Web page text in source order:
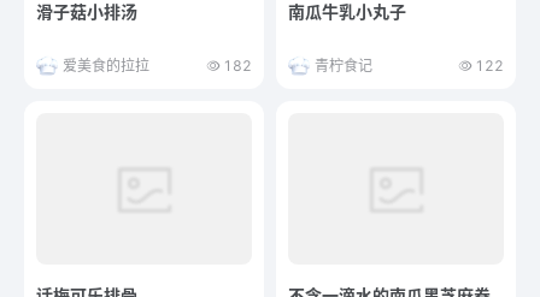
滑子菇小排汤
爱美食的拉拉 182
南瓜牛乳小丸子
青柠食记 122